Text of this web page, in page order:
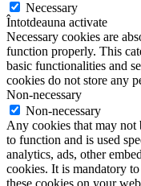
Necessary
Întotdeauna activate
Necessary cookies are
function properly. This
basic functionalities and
cookies do not store any
Non-necessary
Non-necessary
Any cookies that may not
to function and is used
analytics, ads, other
cookies. It is mandatory